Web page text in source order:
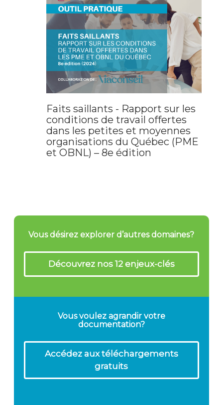
Faits saillants - Rapport sur les
conditions de travail offertes
dans les petites et moyennes
organisations du Québec (PME
et OBNL) – 8e édition
Vous désirez explorer d’autres domaines?
Découvrez nos 12 enjeux-clés
Vous voulez agrandir votre
documentation?
Accédez aux téléchargements
gratuits